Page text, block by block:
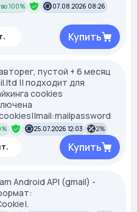
100%
07.08.2026 08:26
Купить
пустой + 6 месяц
|| подходит для
cookies
25.07.2026 12:03 2%
Купить
Android API (gmail) -